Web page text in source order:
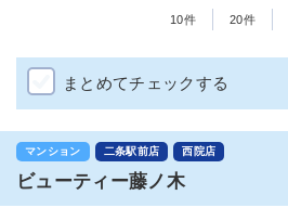
10件 20件
まとめてチェックする
マンション 二条駅前店 西院店
ビューティー藤ノ木